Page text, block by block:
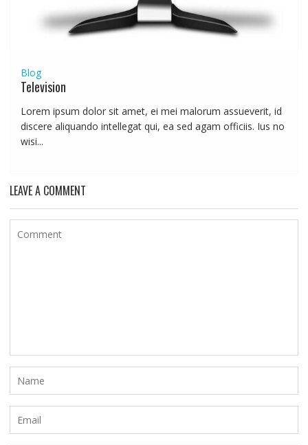
Blog
Television
Lorem ipsum dolor sit amet, ei mei malorum assueverit, id
discere aliquando intellegat qui, ea sed agam officiis. Ius no
wisi...
LEAVE A COMMENT